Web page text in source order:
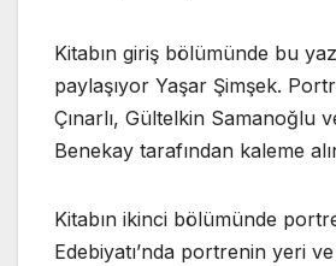
Kitabın giriş bölümünde bu
paylaşıyor Yaşar Şimşek.
Çınarlı, Gültelkin Samanoğlu
Benekay tarafından kaleme
Kitabın ikinci bölümünde
Edebiyatı’nda portrenin yeri